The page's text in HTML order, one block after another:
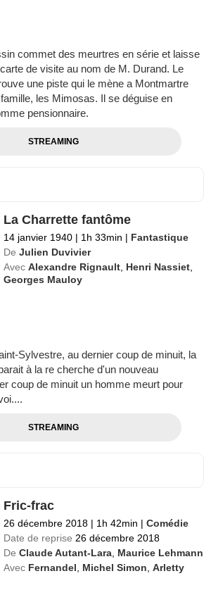
commet des meurtres en série et laisse
de visite au nom de M. Durand. Le
une piste qui le mène a Montmartre
les Mimosas. Il se déguise en
pensionnaire.
STREAMING
La Charrette fantôme
14 janvier 1940 | 1h 33min | Fantastique
De Julien Duvivier
Avec Alexandre Rignault, Henri Nassiet,
Georges Mauloy
Sylvestre, au dernier coup de minuit, la
à la re cherche d'un nouveau
coup de minuit un homme meurt pour
STREAMING
Fric-frac
26 décembre 2018 | 1h 42min | Comédie
Date de reprise 26 décembre 2018
De Claude Autant-Lara Maurice Lehmann
Avec Fernandel Michel Simon ,Arletty